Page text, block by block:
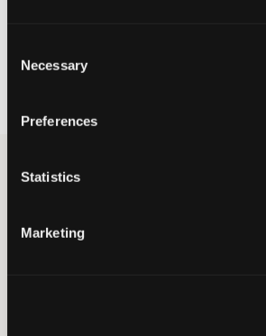
Selection
Necessary
Preferences
Statistics
Marketing
Schnelle lieferung
Klassische Stiefel von UGG in ihrer
Obermaterial besteht aus Wildleder und
wasserabweisend und hat eine leichte
Dämpfung, Haltbarkeit und Griffigkeit. Die